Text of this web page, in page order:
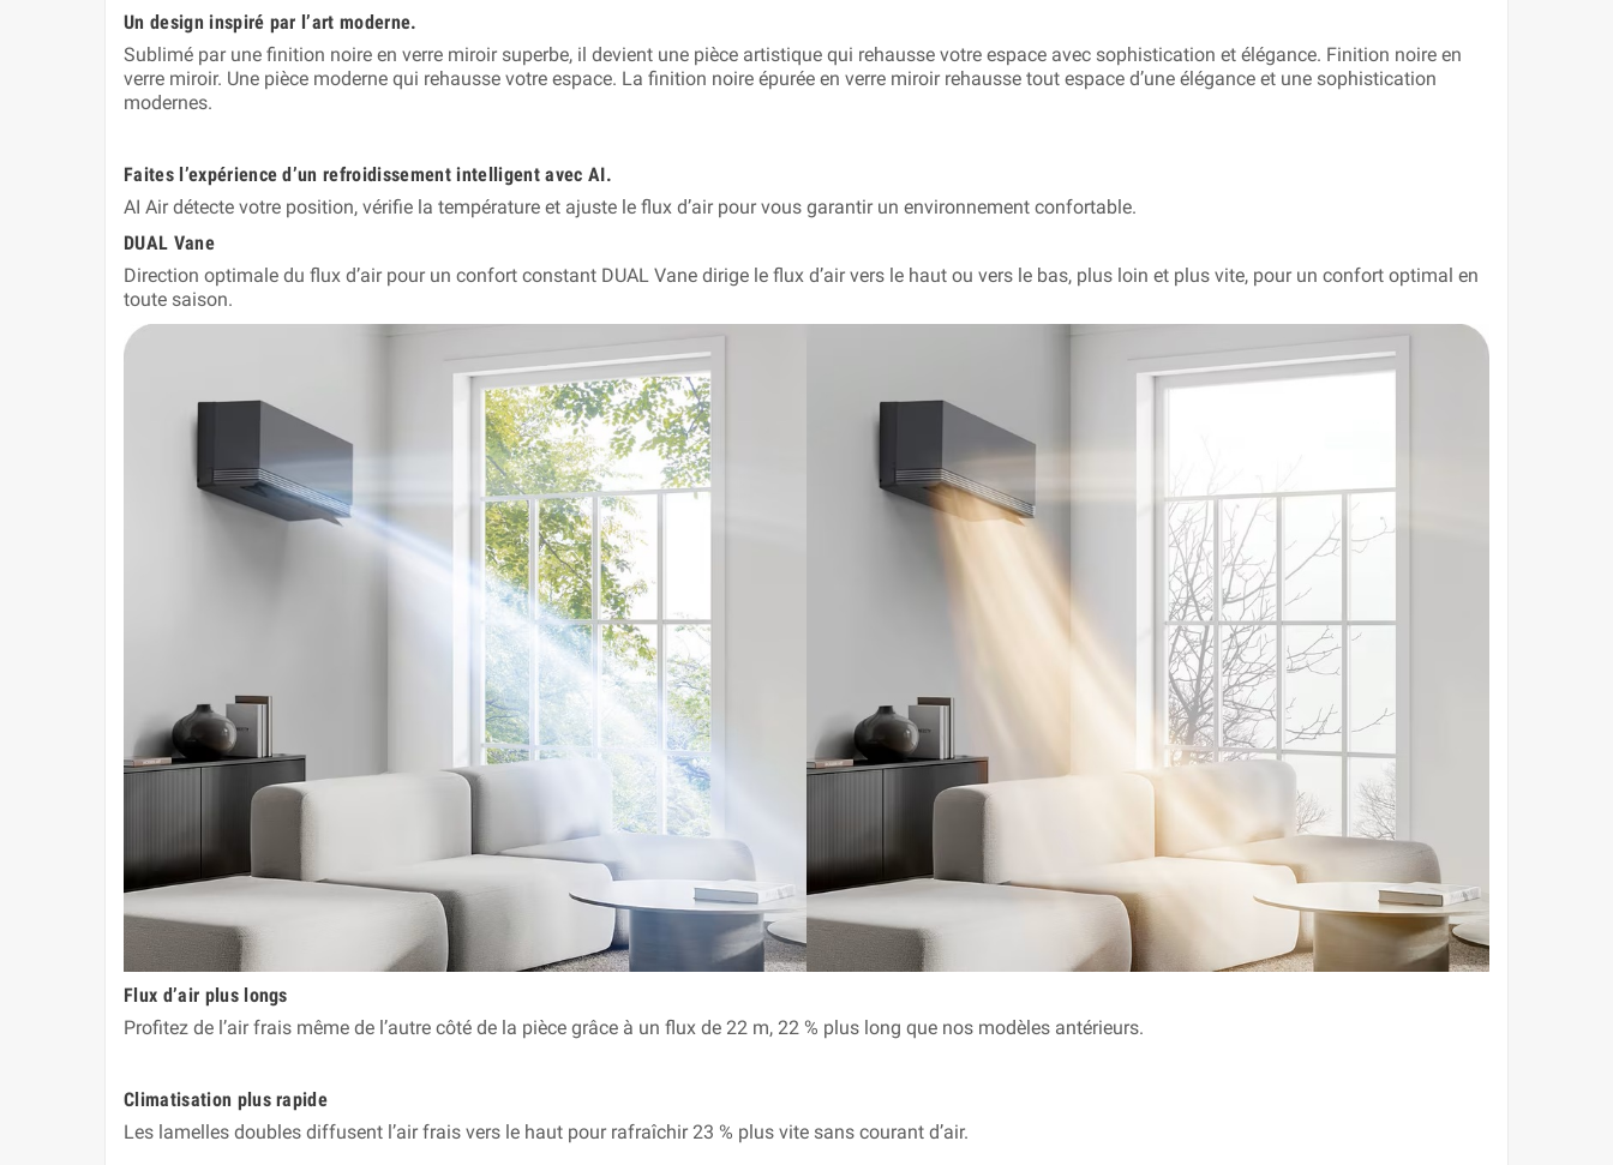
Un design inspiré par l’art moderne.
Sublimé par une finition noire en verre miroir superbe, il devient une pièce artistique qui rehausse votre espace avec sophistication et élégance. Finition noire en
verre miroir. Une pièce moderne qui rehausse votre espace. La finition noire épurée en verre miroir rehausse tout espace d’une élégance et une sophistication
modernes.
Faites l’expérience d’un refroidissement intelligent avec AI.
AI Air détecte votre position, vérifie la température et ajuste le flux d’air pour vous garantir un environnement confortable.
DUAL Vane
Direction optimale du flux d’air pour un confort constant DUAL Vane dirige le flux d’air vers le haut ou vers le bas, plus loin et plus vite‭‭‬, pour un confort optimal en
toute saison.
Flux d’air plus longs
Profitez de l’air frais même de l’autre côté de la pièce grâce à un flux de 22 m, 22 % plus long que nos modèles antérieurs.
Climatisation plus rapide
Les lamelles doubles diffusent l’air frais vers le haut pour rafraîchir 23 % plus vite sans courant d’air.